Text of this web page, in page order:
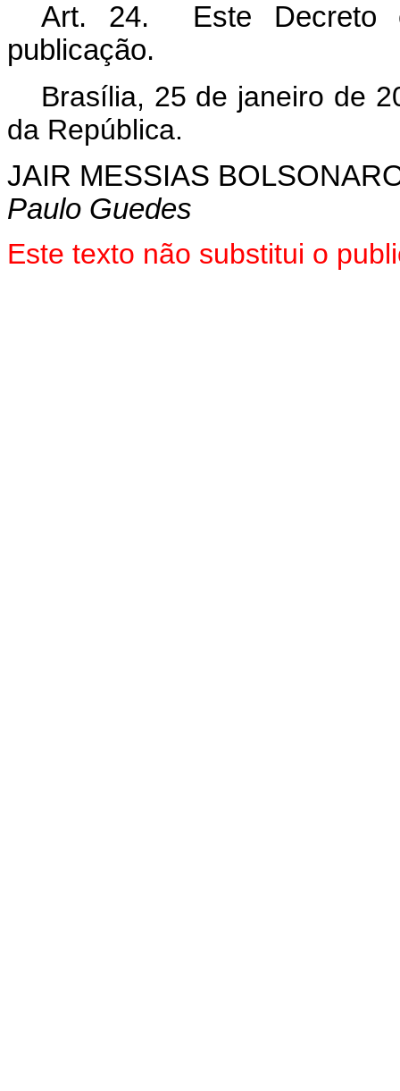
Art. 24. Este Decreto
publicação.
Brasília, 25 de janeiro de
da República.
JAIR MESSIAS
Paulo Guedes
Este texto não substitui o